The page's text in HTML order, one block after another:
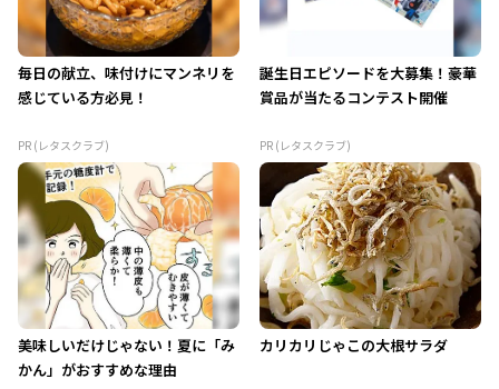
毎日の献立、味付けにマンネリを
感じている方必見！
PR (レタスクラブ)
誕生日エピソードを大募集！豪華
賞品が当たるコンテスト開催
PR (レタスクラブ)
美味しいだけじゃない！夏に「み
かん」がおすすめな理由
カリカリじゃこの大根サラダ